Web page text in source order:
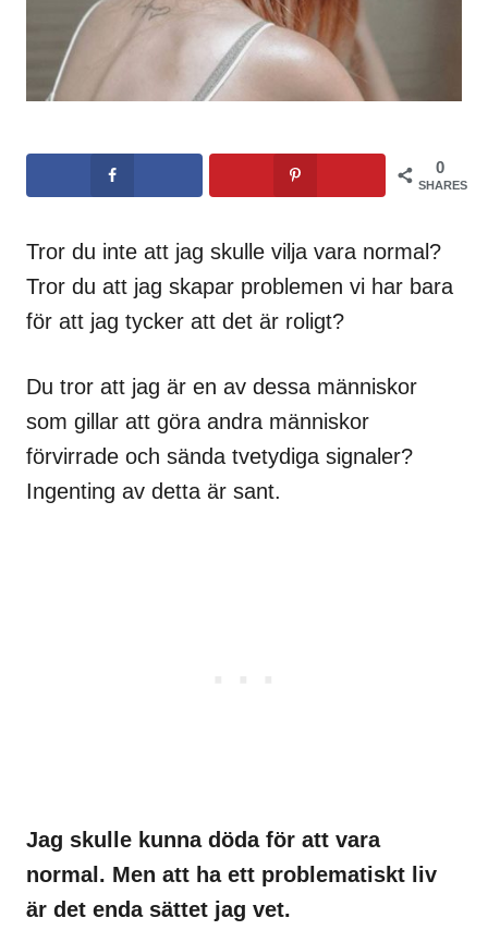
0
SHARES
Tror du inte att jag skulle vilja vara normal?
Tror du att jag skapar problemen vi har bara
för att jag tycker att det är roligt?
Du tror att jag är en av dessa människor
som gillar att göra andra människor
förvirrade och sända tvetydiga signaler?
Ingenting av detta är sant.
Jag skulle kunna döda för att vara
normal. Men att ha ett problematiskt liv
är det enda sättet jag vet.